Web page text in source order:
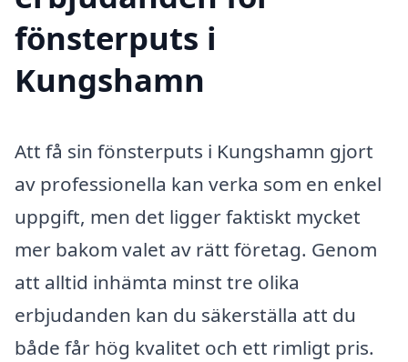
fönsterputs i
Kungshamn
Att få sin fönsterputs i Kungshamn gjort
av professionella kan verka som en enkel
uppgift, men det ligger faktiskt mycket
mer bakom valet av rätt företag. Genom
att alltid inhämta minst tre olika
erbjudanden kan du säkerställa att du
både får hög kvalitet och ett rimligt pris.